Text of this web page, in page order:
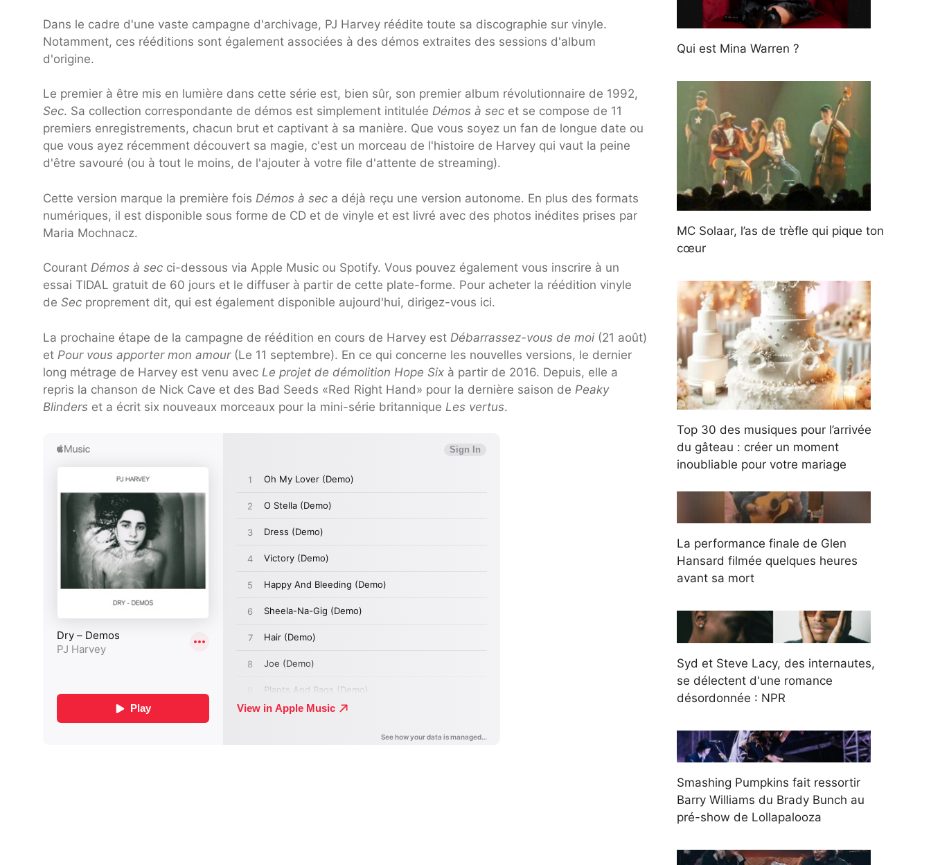
Dans le cadre d'une vaste campagne d'archivage, PJ Harvey réédite toute sa discographie sur vinyle.
Notamment, ces rééditions sont également associées à des démos extraites des sessions d'album
d'origine.
Le premier à être mis en lumière dans cette série est, bien sûr, son premier album révolutionnaire de 1992,
Sec. Sa collection correspondante de démos est simplement intitulée Démos à sec et se compose de 11
premiers enregistrements, chacun brut et captivant à sa manière. Que vous soyez un fan de longue date ou
que vous ayez récemment découvert sa magie, c'est un morceau de l'histoire de Harvey qui vaut la peine
d'être savouré (ou à tout le moins, de l'ajouter à votre file d'attente de streaming).
Cette version marque la première fois Démos à sec a déjà reçu une version autonome. En plus des formats
numériques, il est disponible sous forme de CD et de vinyle et est livré avec des photos inédites prises par
Maria Mochnacz.
Courant Démos à sec ci-dessous via Apple Music ou Spotify. Vous pouvez également vous inscrire à un
essai TIDAL gratuit de 60 jours et le diffuser à partir de cette plate-forme. Pour acheter la réédition vinyle
de Sec proprement dit, qui est également disponible aujourd'hui, dirigez-vous ici.
La prochaine étape de la campagne de réédition en cours de Harvey est Débarrassez-vous de moi (21 août)
et Pour vous apporter mon amour (Le 11 septembre). En ce qui concerne les nouvelles versions, le dernier
long métrage de Harvey est venu avec Le projet de démolition Hope Six à partir de 2016. Depuis, elle a
repris la chanson de Nick Cave et des Bad Seeds «Red Right Hand» pour la dernière saison de Peaky
Blinders et a écrit six nouveaux morceaux pour la mini-série britannique Les vertus.
Qui est Mina Warren ?
MC Solaar, l’as de trèfle qui pique ton
cœur
Top 30 des musiques pour l’arrivée
du gâteau : créer un moment
inoubliable pour votre mariage
La performance finale de Glen
Hansard filmée quelques heures
avant sa mort
Syd et Steve Lacy, des internautes,
se délectent d'une romance
désordonnée : NPR
Smashing Pumpkins fait ressortir
Barry Williams du Brady Bunch au
pré-show de Lollapalooza